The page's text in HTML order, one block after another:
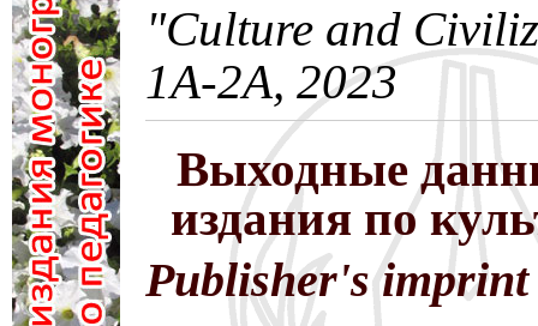
"Culture and
1A-2A, 2023
Выходные
издания по
Publisher's imprint